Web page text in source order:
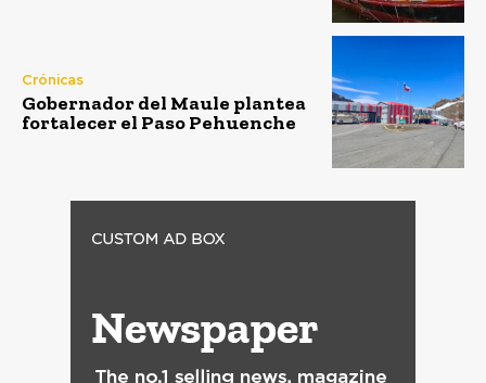
Crónicas
Gobernador del Maule plantea
fortalecer el Paso Pehuenche